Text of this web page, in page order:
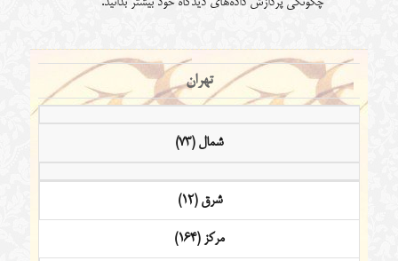
تهران
شمال (73)
شرق (12)
مرکز (164)